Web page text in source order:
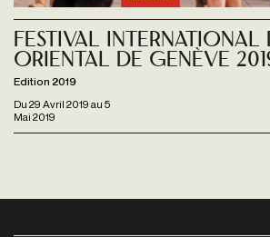
Du 29 Avril 2019 au 5
Mai 2019
Festival International
Oriental de Genève
Edition 2019